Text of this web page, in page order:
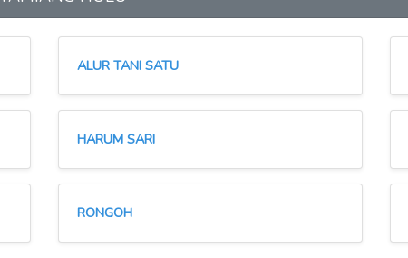
ALUR TANI SATU
HARUM SARI
RONGOH